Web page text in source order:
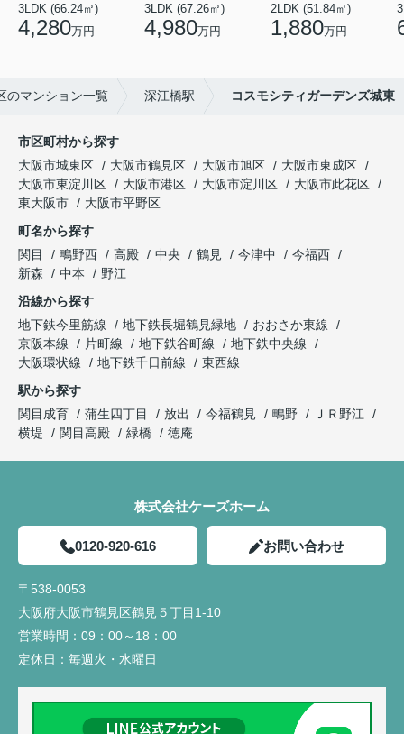
3LDK (66.24㎡)
4,280万円
3LDK (67.26㎡)
4,980万円
2LDK (51.84㎡)
1,880万円
のマンション一覧 深江橋駅 コスモシティガーデンズ城東
市区町村から探す
大阪市城東区
大阪市鶴見区 大阪市旭区
大阪市東成区
大阪市東淀川区
大阪市港区 大阪市淀川区
大阪市此花区
東大阪市
大阪市平野区
町名から探す
関目
鴫野西 高殿 中央 鶴見 今津中
今福西
新森
中本
野江
沿線から探す
地下鉄今里筋線
地下鉄長堀鶴見緑地
おおさか東線
京阪本線
片町線 地下鉄谷町線
地下鉄中央線
大阪環状線
地下鉄千日前線
東西線
駅から探す
関目成育
蒲生四丁目 放出 今福鶴見 鴫野
ＪＲ野江
横堤
関目高殿 緑橋 徳庵
株式会社ケーズホーム
0120-920-616 お問い合わせ
〒538-0053
大阪府大阪市鶴見区鶴見５丁目1-10
営業時間： 09：00～18：00
定休日： 毎週火・水曜日